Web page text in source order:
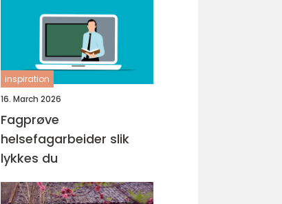
inspiration
16. March 2026
Fagprøve
helsefagarbeider slik
lykkes du